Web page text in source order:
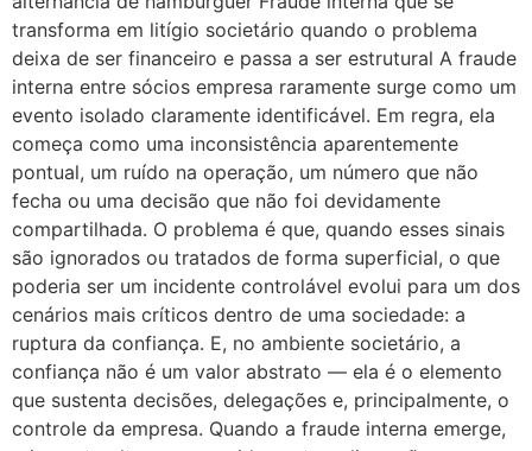
transforma em litígio societário quando o problema
deixa de ser financeiro e passa a ser estrutural A fraude
interna entre sócios empresa raramente surge como um
evento isolado claramente identificável. Em regra, ela
começa como uma inconsistência aparentemente
pontual, um ruído na operação, um número que não
fecha ou uma decisão que não foi devidamente
compartilhada. O problema é que, quando esses sinais
são ignorados ou tratados de forma superficial, o que
poderia ser um incidente controlável evolui para um dos
cenários mais críticos dentro de uma sociedade: a
ruptura da confiança. E, no ambiente societário, a
confiança não é um valor abstrato — ela é o elemento
que sustenta decisões, delegações e, principalmente, o
controle da empresa. Quando a fraude interna emerge,